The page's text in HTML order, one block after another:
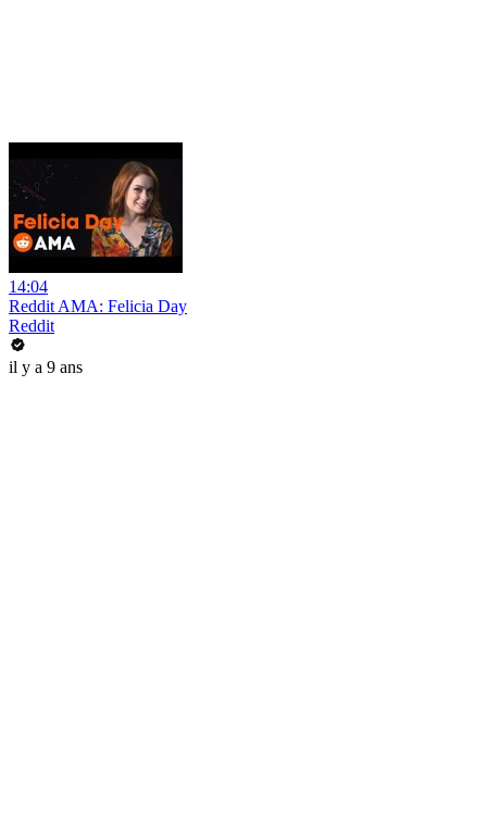
14:04
Reddit AMA: Felicia Day
Reddit
il y a 9 ans